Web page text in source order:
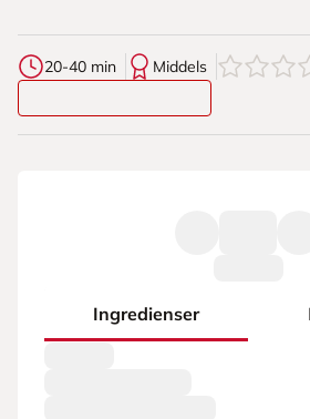
20-40 min Middels 0av5
Ingredienser